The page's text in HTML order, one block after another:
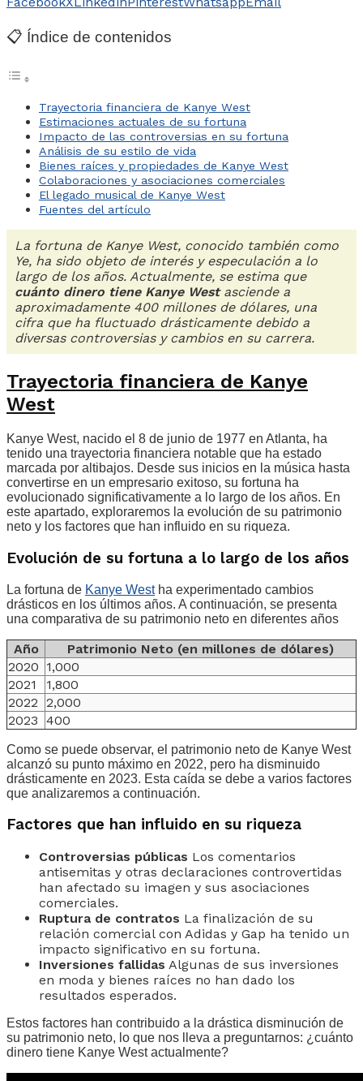
📋 Índice de contenidos
Trayectoria financiera de Kanye West
Estimaciones actuales de su fortuna
Impacto de las controversias en su fortuna
Análisis de su estilo de vida
Bienes raíces y propiedades de Kanye West
Colaboraciones y asociaciones comerciales
El legado musical de Kanye West
Fuentes del artículo
La fortuna de Kanye West, conocido también como
Ye, ha sido objeto de interés y especulación a lo
largo de los años. Actualmente, se estima que
cuánto dinero tiene Kanye Westasciende a
aproximadamente 400 millones de dólares, una
cifra que ha fluctuado drásticamente debido a
diversas controversias y cambios en su carrera.
Trayectoria financiera de Kanye
West
Kanye West, nacido el 8 de junio de 1977 en Atlanta, ha
tenido una trayectoria financiera notable que ha estado
marcada por altibajos. Desde sus inicios en la música hasta
convertirse en un empresario exitoso, su fortuna ha
evolucionado significativamente a lo largo de los años. En
este apartado, exploraremos la evolución de su patrimonio
neto y los factores que han influido en su riqueza.
Evolución de su fortuna a lo largo de los años
La fortuna de Kanye Westha experimentado cambios
drásticos en los últimos años. A continuación, se presenta
una comparativa de su patrimonio neto en diferentes años
Año
Patrimonio Neto (en millones de dólares)
2020 1,000
2021
1,800
2022 2,000
2023 400
Como se puede observar, el patrimonio neto de Kanye West
alcanzó su punto máximo en 2022, pero ha disminuido
drásticamente en 2023. Esta caída se debe a varios factores
que analizaremos a continuación.
Factores que han influido en su riqueza
Controversias públicas Los comentarios
antisemitas y otras declaraciones controvertidas
han afectado su imagen y sus asociaciones
comerciales.
Ruptura de contratos La finalización de su
relación comercial con Adidas y Gap ha tenido un
impacto significativo en su fortuna.
Inversiones fallidas Algunas de sus inversiones
en moda y bienes raíces no han dado los
resultados esperados.
Estos factores han contribuido a la drástica disminución de
su patrimonio neto, lo que nos lleva a preguntarnos: ¿cuánto
dinero tiene Kanye West actualmente?